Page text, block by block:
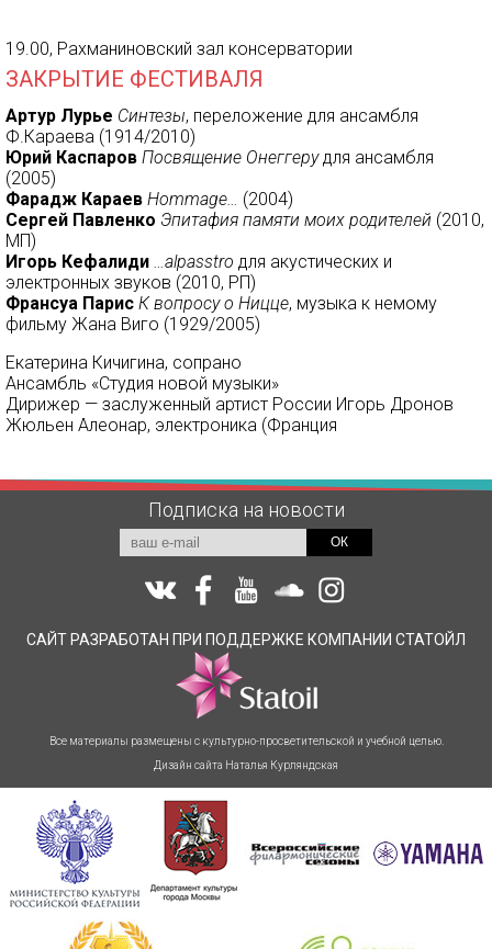
19.00, Рахманиновский зал консерватории
ЗАКРЫТИЕ ФЕСТИВАЛЯ
Артур Лурье Синтезы, переложение для ансамбля
Ф.Караева (1914/2010)
Юрий Каспаров Посвящение Онеггерудля ансамбля
(2005)
Фарадж Караев Hommage… (2004)
Сергей Павленко Эпитафия памяти моих родителей (2010,
МП)
Игорь Кефалиди …alpasstro для акустических и
электронных звуков (2010, РП)
Франсуа Парис К вопросу о Ницце, музыка к немому
фильму Жана Виго (1929/2005)
Екатерина Кичигина, сопрано
Ансамбль «Студия новой музыки»
Дирижер — заслуженный артист России Игорь Дронов
Жюльен Алеонар, электроника (Франция
Подписка на новости
ОК
САЙТ РАЗРАБОТАН ПРИ ПОДДЕРЖКЕ КОМПАНИИ СТАТОЙЛ
Все материалы размещены с культурно-просветительской и учебной целью.
Дизайн сайта Наталья Курляндская